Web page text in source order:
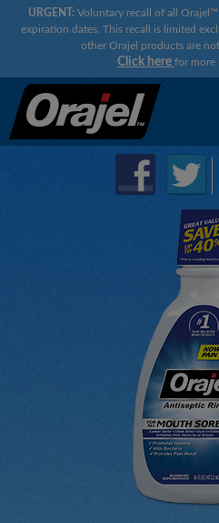
URGENT:Voluntary recall of all Orajel™
expiration dates. This recall is limited
other Orajel products are
Click here for more